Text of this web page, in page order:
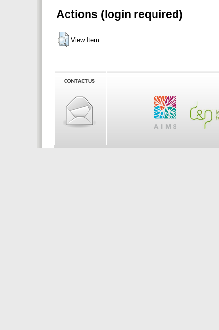
Actions (login required)
View Item